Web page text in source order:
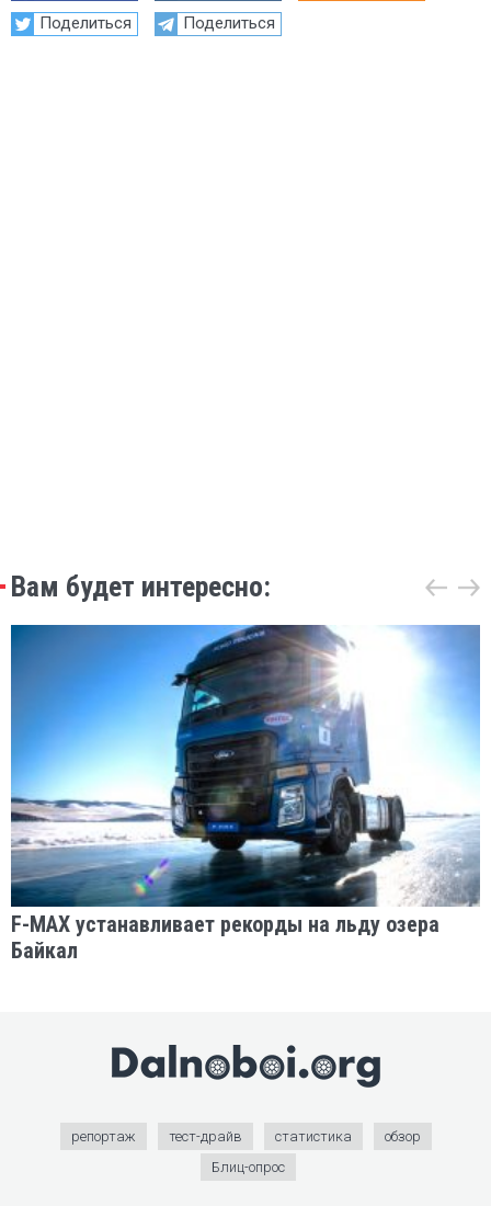
Поделиться
Поделиться
Вам будет интересно:
F-MAX устанавливает рекорды на льду озера
Байкал
репортаж тест-драйв статистика
обзор
Блиц-опрос